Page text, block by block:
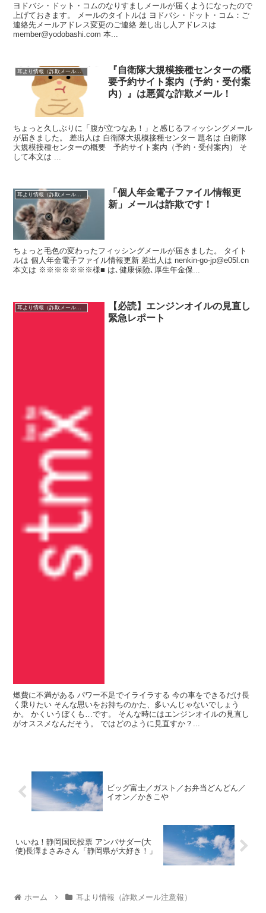
ヨドバシ・ドット・コムのなりすましメールが届くようになったので
上げておきます。 メールのタイトルは ヨドバシ・ドット・コム：ご
連絡先メールアドレス変更のご連絡 差し出し人アドレスは
member@yodobashi.com 本...
耳より情報（詐欺メール注意報）
『自衛隊大規模接種センターの概
要予約サイト案内（予約・受付案
内）』は悪質な詐欺メール！
ちょっと久しぶりに「腹が立つなあ！」と感じるフィッシングメール
が届きました。 差出人は 自衛隊大規模接種センター 題名は 自衛隊
大規模接種センターの概要 予約サイト案内（予約・受付案内） そ
して本文は ...
耳より情報（詐欺メール注意報）
「個人年金電子ファイル情報更
新」メールは詐欺です！
ちょっと毛色の変わったフィッシングメールが届きました。 タイト
ルは 個人年金電子ファイル情報更新 差出人は nenkin-go-jp@e05l.cn
本文は ※※※※※※※様■ は､健康保險､厚生年金保...
耳より情報（詐欺メール注意報）
【必読】エンジンオイルの見直し
緊急レポート
燃費に不満がある パワー不足でイライラする 今の車をできるだけ長
く乗りたい そんな思いをお持ちのかた、多いんじゃないでしょう
か。 かくいうぼくも…です。 そんな時にはエンジンオイルの見直し
がオススメなんだそう。 ではどのように見直すか？...
ビッグ富士／ガスト／お弁当どんどん／
イオン／かきこや
いいね！静岡国民投票 アンバサダー(大
使)長澤まさみさん「静岡県が大好き！」
ホーム 耳より情報（詐欺メール注意報）